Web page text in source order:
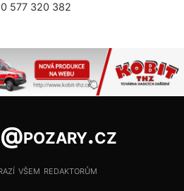
577 320 382
všem redaktorům